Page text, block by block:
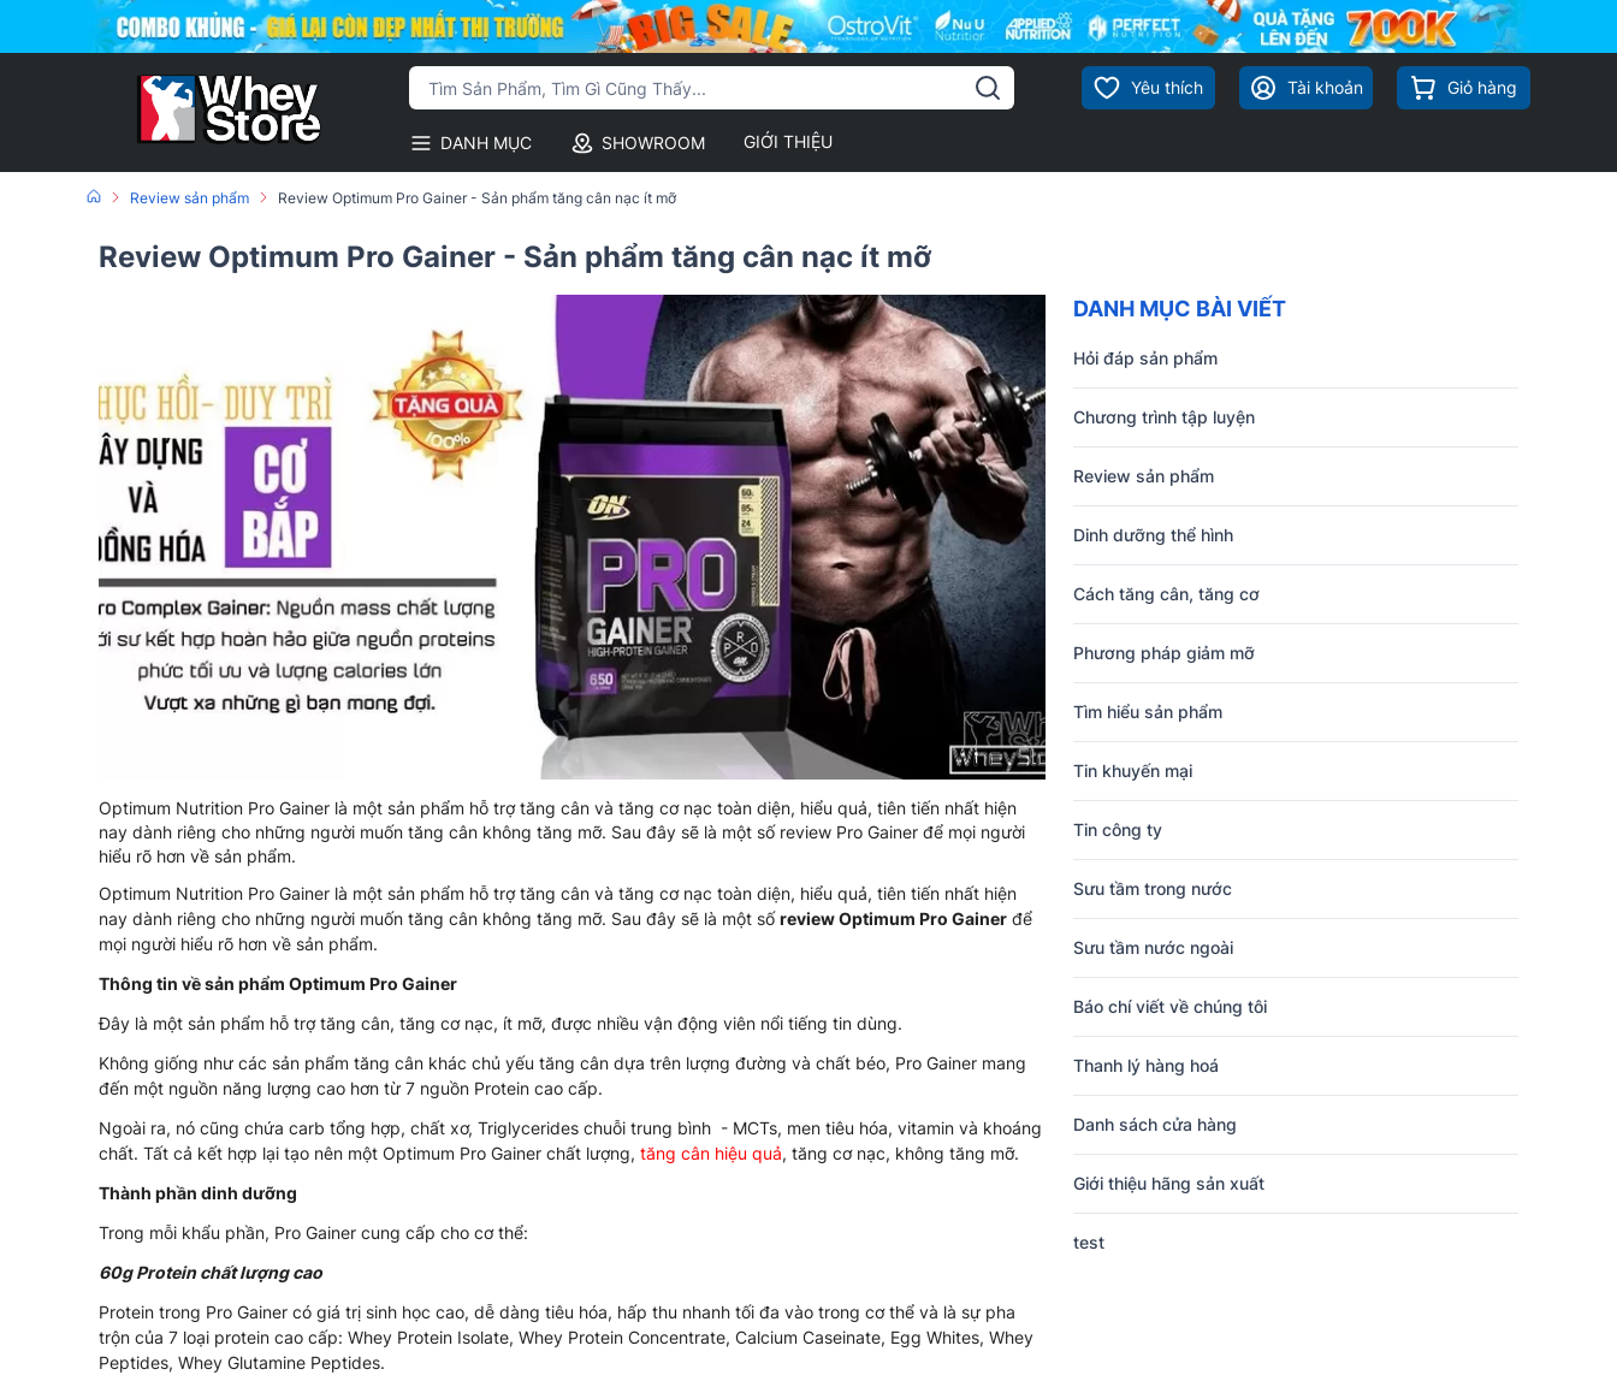
Yêu thích Tài khoản Giỏ hàng
DANH MỤC SHOWROOM GIỚI THIỆU
Review sản phẩm Review Optimum Pro Gainer - Sản phẩm tăng cân nạc ít mỡ
Review Optimum Pro Gainer - Sản phẩm tăng cân nạc ít mỡ
Optimum Nutrition Pro Gainer là một sản phẩm hỗ trợ tăng cân và tăng cơ nạc toàn diện, hiểu quả, tiên tiến nhất hiện
nay dành riêng cho những người muốn tăng cân không tăng mỡ. Sau đây sẽ là một số review Pro Gainer để mọi người
hiểu rõ hơn về sản phẩm.
Optimum Nutrition Pro Gainer là một sản phẩm hỗ trợ tăng cân và tăng cơ nạc toàn diện, hiểu quả, tiên tiến nhất hiện
nay dành riêng cho những người muốn tăng cân không tăng mỡ. Sau đây sẽ là một sốreview Optimum Pro Gainer để
mọi người hiểu rõ hơn về sản phẩm.
Thông tin về sản phẩm Optimum Pro Gainer
Đây là một sản phẩm hỗ trợ tăng cân, tăng cơ nạc, ít mỡ, được nhiều vận động viên nổi tiếng tin dùng.
Không giống như các sản phẩm tăng cân khác chủ yếu tăng cân dựa trên lượng đường và chất béo, Pro Gainer mang
đến một nguồn năng lượng cao hơn từ 7 nguồn Protein cao cấp.
Ngoài ra, nó cũng chứa carb tổng hợp, chất xơ, Triglycerides chuỗi trung bình - MCTs, men tiêu hóa, vitamin và khoáng
chất. Tất cả kết hợp lại tạo nên một Optimum Pro Gainer chất lượng, tăng cân hiệu quả, tăng cơ nạc, không tăng mỡ.
Thành phần dinh dưỡng
Trong mỗi khẩu phần, Pro Gainer cung cấp cho cơ thể:
60g Protein chất lượng cao
Protein trong Pro Gainer có giá trị sinh học cao, dễ dàng tiêu hóa, hấp thu nhanh tối đa vào trong cơ thể và là sự pha
trộn của 7 loại protein cao cấp: Whey Protein Isolate, Whey Protein Concentrate, Calcium Caseinate, Egg Whites, Whey
Peptides, Whey Glutamine Peptides.
DANH MỤC BÀI VIẾT
Hỏi đáp sản phẩm
Chương trình tập luyện
Review sản phẩm
Dinh dưỡng thể hình
Cách tăng cân, tăng cơ
Phương pháp giảm mỡ
Tìm hiểu sản phẩm
Tin khuyến mại
Tin công ty
Sưu tầm trong nước
Sưu tầm nước ngoài
Báo chí viết về chúng tôi
Thanh lý hàng hoá
Danh sách cửa hàng
Giới thiệu hãng sản xuất
test